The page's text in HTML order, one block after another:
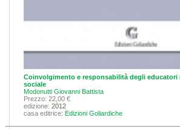
Coinvolgimento e responsabilità degli educatori
sociale
Modonutti Giovanni Battista
Prezzo: 22,00 €
edizione: 2012
casa editrice: Edizioni Goliardiche